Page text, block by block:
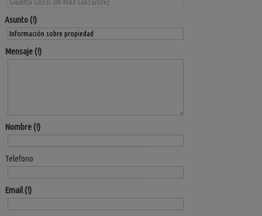
Asunto
Mensaje
Nombre
Telefono
Email